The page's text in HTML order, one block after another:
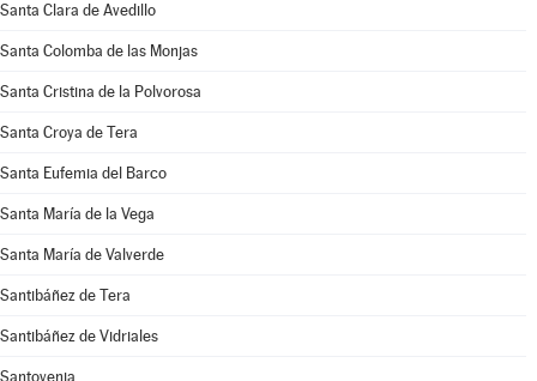
Santa Clara de Avedillo
Santa Colomba de las Monjas
Santa Cristina de la Polvorosa
Santa Croya de Tera
Santa Eufemia del Barco
Santa María de la Vega
Santa María de Valverde
Santibáñez de Tera
Santibáñez de Vidriales
Santovenia